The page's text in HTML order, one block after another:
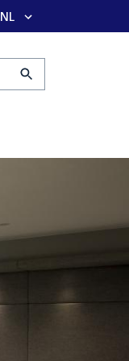
Taal selectie
NL